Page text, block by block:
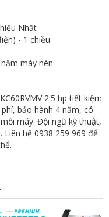
Nhật
- 1 chiều
máy nén
2.5 hp tiết kiệm
bảo hành 4 năm, có
máy. Đội ngũ kỹ thuật,
Liên hệ 0938 259 969 để